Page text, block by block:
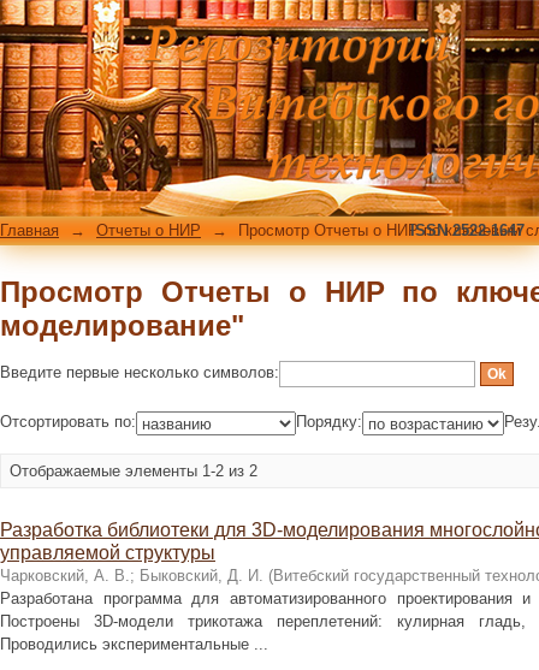
Просмотр Отчеты о НИР по
Главная → Отчеты о НИР → Просмотр Отчеты о НИР по ключевым
ISSN 2522-1647
Просмотр Отчеты о НИР по
моделирование"
Введите первые несколько символов:
Отсортировать по: Порядку:
Отображаемые элементы 1-2 из 2
Разработка библиотеки для 3D-моделирования
управляемой структуры
Чарковский, А. В.; Быковский, Д. И. (Витебский государственный
Разработана программа для автоматизированного проектирования
Построены 3D-модели трикотажа переплетений: кулирная
Проводились экспериментальные ...